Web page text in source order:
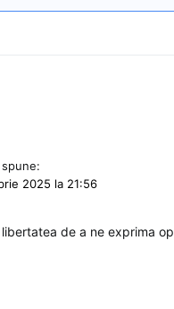
spune:
2025 la 21:56
de a ne exprima